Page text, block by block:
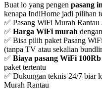
Buat lo yang pengen pasang
kenapa IndiHome jadi pilihan
✅ Pasang WiFi Murah
✅ Harga WiFi murah
✅ Bisa pilih paket Pasang
(tanpa TV atau sekalian
✅ Biaya pasang WiFi
paket tertentu
✅ Dukungan teknis 24/7 biar
Murah Rantau